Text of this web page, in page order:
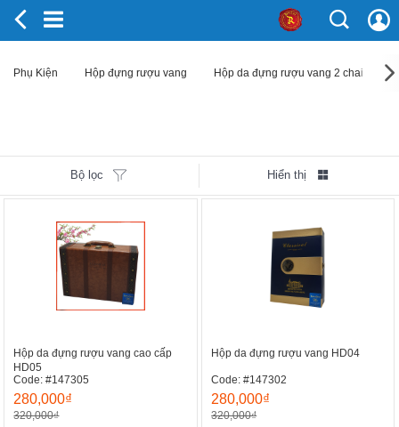
Phụ Kiện Hộp đựng rượu vang Hộp da đựng rượu vang 2 chai
Bộ lọc Hiển thị
Hộp da đựng rượu vang cao cấp
HD05
Code: #147305
280,000₫
320,000₫
Hộp da đựng rượu vang HD04
Code: #147302
280,000₫
320,000₫